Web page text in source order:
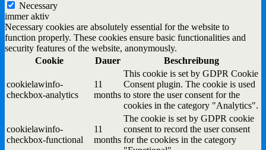
Necessary
immer aktiv
Necessary cookies are absolutely essential for the website to
function properly. These cookies ensure basic functionalities and
security features of the website, anonymously.
Cookie
Dauer Beschreibung
cookielawinfo-
checkbox-analytics
11
months
This cookie is set by GDPR Cookie
Consent plugin. The cookie is used
to store the user consent for the
cookies in the category "Analytics".
cookielawinfo-
checkbox-functional
11
months
The cookie is set by GDPR cookie
consent to record the user consent
for the cookies in the category